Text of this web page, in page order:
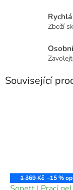
Zboží
Související
1 369 Kč –15 %